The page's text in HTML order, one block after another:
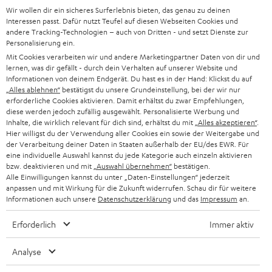
d
u
n
g
SOUNDBAR
HIFI-LAUTSPRECHER
SMART HOME
BLUETOOTH-LAUTSPRECHER
KOPFHÖRER
BLUETOOTH-KOPFHÖRER
STEREOANLAGEN
SUPPORT
KARRIERE
PRESSE & MARKETING
GESCHÄFTSKUNDEN
PARTNERPROGRAMM
BLOG
NEWSLETTER
STORES
DEINE VORTEILE BEI TEUFEL
TEUFEL STORY
Teufel Onlineshops
DEUTSCHLAND
ÖSTERREICH
SCHWEIZ
NIEDERLANDE
BELGIEN
FRANKREICH
Wir wollen dir ein sicheres Surferlebnis bieten, das genau zu deinen
Interessen passt. Dafür nutzt Teufel auf diesen Webseiten Cookies und
andere Tracking-Technologien – auch von Dritten - und setzt Dienste zur
Personalisierung ein.
Mit Cookies verarbeiten wir und andere Marketingpartner Daten von dir und
lernen, was dir gefällt - durch dein Verhalten auf unserer Website und
Informationen von deinem Endgerät. Du hast es in der Hand: Klickst du auf
„Alles ablehnen“ bestätigst du unsere Grundeinstellung, bei der wir nur
erforderliche Cookies aktivieren. Damit erhältst du zwar Empfehlungen,
diese werden jedoch zufällig ausgewählt. Personalisierte Werbung und
Inhalte, die wirklich relevant für dich sind, erhältst du mit „Alles akzeptieren“.
Hier willigst du der Verwendung aller Cookies ein sowie der Weitergabe und
der Verarbeitung deiner Daten in Staaten außerhalb der EU/des EWR. Für
eine individuelle Auswahl kannst du jede Kategorie auch einzeln aktivieren
bzw. deaktivieren und mit „Auswahl übernehmen“ bestätigen.
Alle Einwilligungen kannst du unter „Daten-Einstellungen“ jederzeit
anpassen und mit Wirkung für die Zukunft widerrufen. Schau dir für weitere
Informationen auch unsere Datenschutzerklärung und das Impressum an.
Erforderlich Immer aktiv
Analyse